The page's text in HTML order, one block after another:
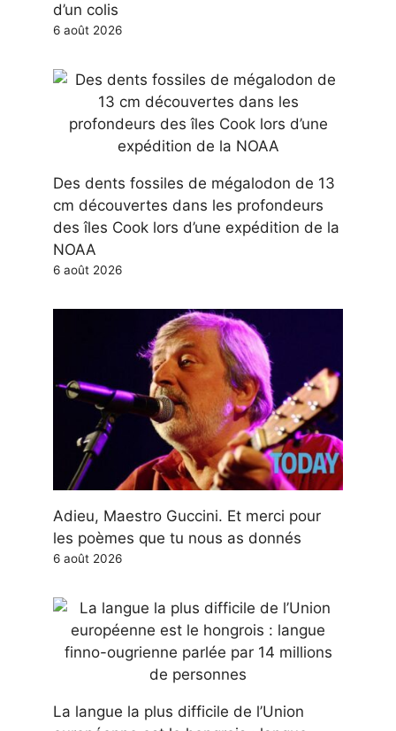
d’un colis
6 août 2026
Des dents fossiles de mégalodon de 13
cm découvertes dans les profondeurs
des îles Cook lors d’une expédition de la
NOAA
6 août 2026
Adieu, Maestro Guccini. Et merci pour
les poèmes que tu nous as donnés
6 août 2026
La langue la plus difficile de l’Union